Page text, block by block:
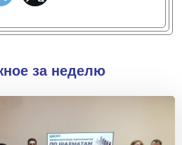
за неделю